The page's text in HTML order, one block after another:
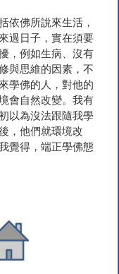
依佛所說來生活，
過日子，實在須要
，例如生病、沒有
與思維的因素，不
學佛的人，對他的
會自然改變。我有
以為沒法跟隨我學
，他們就環境改
覺得，端正學佛態